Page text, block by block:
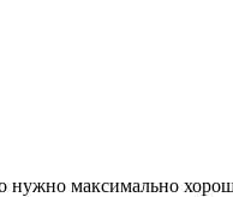
нужно максимально